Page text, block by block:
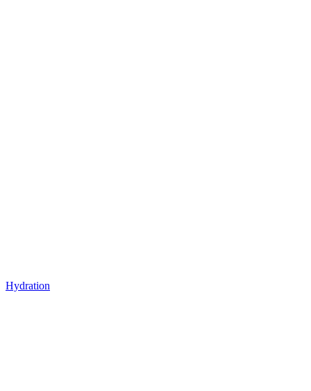
Hydration